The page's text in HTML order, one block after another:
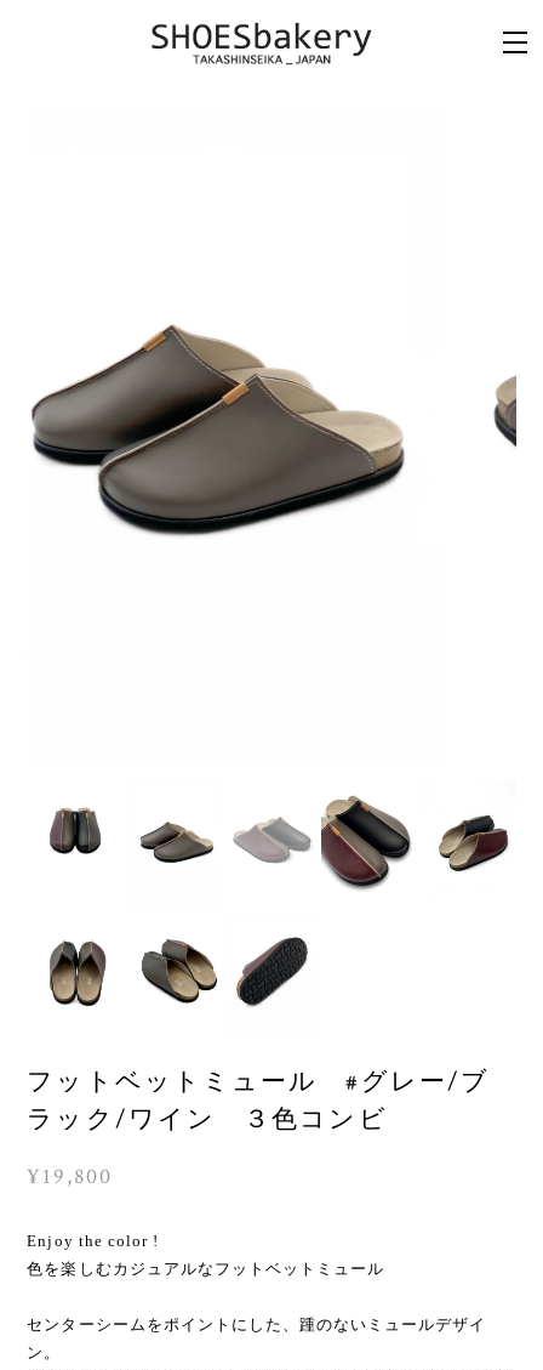
フットベットミュール #グレー/ブ
ラック/ワイン ３色コンビ
¥19,800
Enjoy the color !
色を楽しむカジュアルなフットベットミュール
センターシームをポイントにした、踵のないミュールデザイ
ン。